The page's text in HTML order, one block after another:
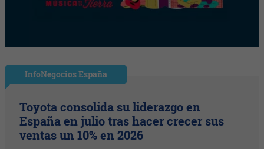
InfoNegocios España
Toyota consolida su liderazgo en
España en julio tras hacer crecer sus
ventas un 10% en 2026